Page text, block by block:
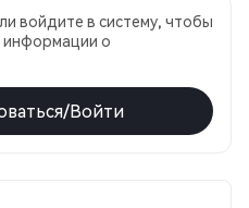
войдите в систему, чтобы
о
Войти